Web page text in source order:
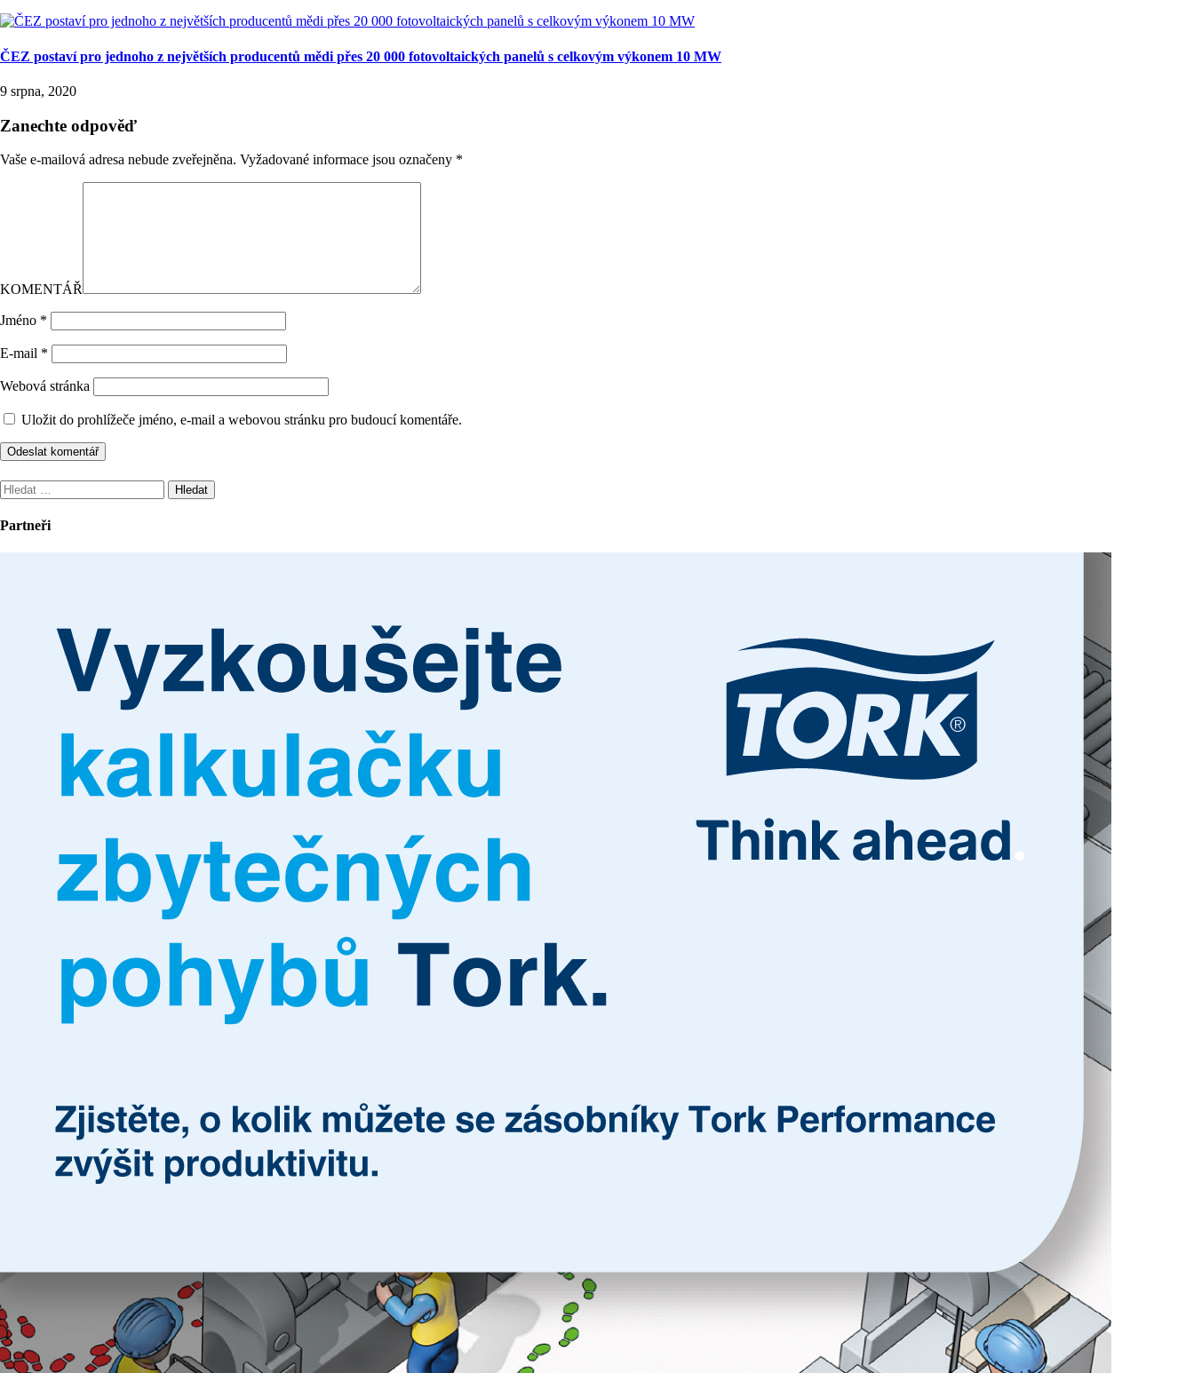
ČEZ postaví pro jednoho z největších producentů mědi přes 20 000 fotovoltaických panelů s celkovým výkonem 10 MW
9 srpna, 2020
Zanechte odpověď
Vaše e-mailová adresa nebude zveřejněna. Vyžadované informace jsou označeny *
KOMENTÁŘ
Jméno *
E-mail *
Webová stránka
Uložit do prohlížeče jméno, e-mail a webovou stránku pro budoucí komentáře.
Vyhledávání
Partneři